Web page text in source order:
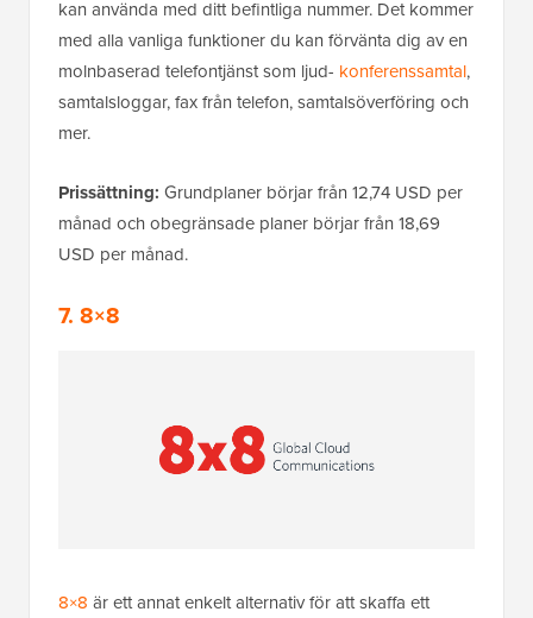
kan använda med ditt befintliga nummer. Det kommer
med alla vanliga funktioner du kan förvänta dig av en
molnbaserad telefontjänst som ljud- konferenssamtal,
samtalsloggar, fax från telefon, samtalsöverföring och
mer.
Prissättning: Grundplaner börjar från 12,74 USD per
månad och obegränsade planer börjar från 18,69
USD per månad.
7. 8×8
8×8 är ett annat enkelt alternativ för att skaffa ett